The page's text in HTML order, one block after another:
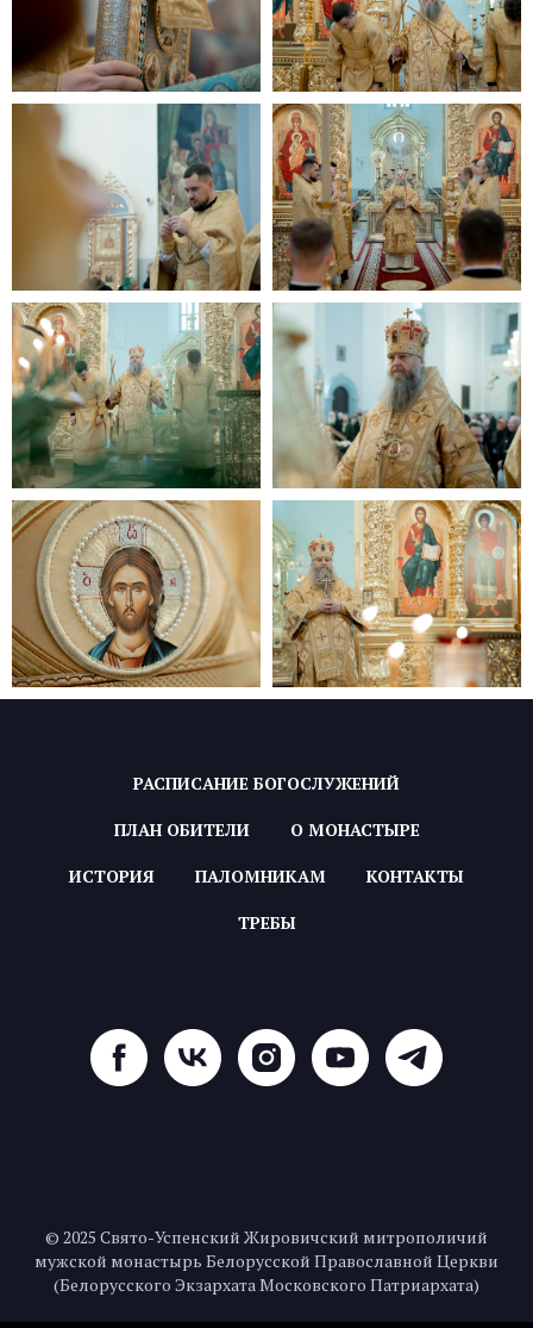
РАСПИСАНИЕ БОГОСЛУЖЕНИЙ
ПЛАН ОБИТЕЛИ О МОНАСТЫРЕ
ИСТОРИЯ ПАЛОМНИКАМ КОНТАКТЫ
ТРЕБЫ
© 2025 Свято-Успенский Жировичский митрополичий
мужской монастырь Белорусской Православной Церкви
(Белорусского Экзархата Московского Патриархата)